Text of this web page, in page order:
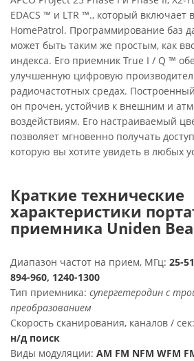
EDACS ™ и LTR ™., который включает
HomePatrol. Программирование баз
может быть таким же простым, как
индекса. Его приемник True I / Q ™
улучшенную цифровую
радиочастотных средах.
он прочен, устойчив к внешним и
воздействиям. Его настраиваемый
позволяет мгновенно получать
которую вы хотите увидеть в любых
Краткие технические
характеристики
приемника Uniden
Диапазон частот на прием, МГц: 25-
894-960, 1240-1300
Тип приемника: супергетеродин с
преобразованием
Скорость сканирования, каналов / сек:
н/д поиск
Виды модуляции: AM FM NFM WFM